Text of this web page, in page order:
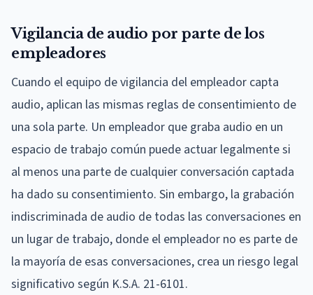
Vigilancia de audio por parte de los
empleadores
Cuando el equipo de vigilancia del empleador capta
audio, aplican las mismas reglas de consentimiento de
una sola parte. Un empleador que graba audio en un
espacio de trabajo común puede actuar legalmente si
al menos una parte de cualquier conversación captada
ha dado su consentimiento. Sin embargo, la grabación
indiscriminada de audio de todas las conversaciones en
un lugar de trabajo, donde el empleador no es parte de
la mayoría de esas conversaciones, crea un riesgo legal
significativo según K.S.A. 21-6101.